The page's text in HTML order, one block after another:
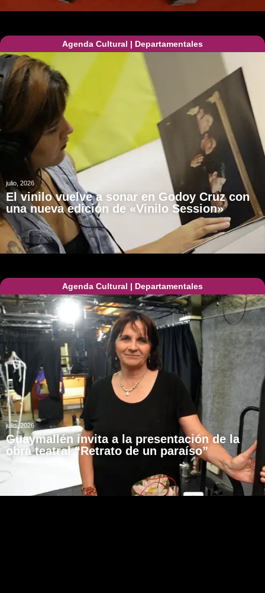
Agenda Cultural | Departamentales
julio, 2026
El vinilo vuelve a sonar en Godoy Cruz con
una nueva edición de «Vinilo Session»
Agenda Cultural | Departamentales
julio, 2026
Guaymallén invita a la presentación de la
obra teatral “Retrato de un paraíso”